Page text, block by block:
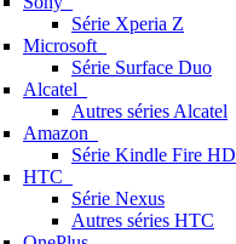
Série Xperia Z
Microsoft
Série Surface Duo
Alcatel
Autres séries Alcatel
Amazon
Série Kindle Fire HD
HTC
Série Nexus
Autres séries HTC